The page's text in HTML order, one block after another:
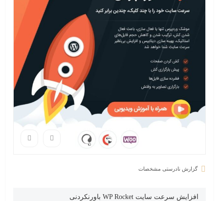
گزارش نادرستی مشخصات
افزایش سرعت سایت WP Rocket باورنکردنی